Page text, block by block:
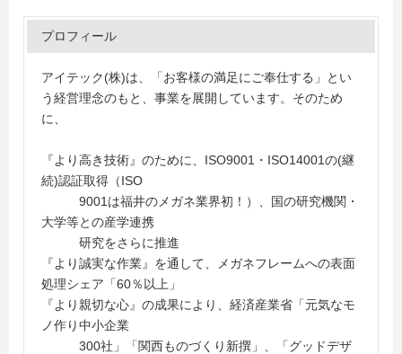
プロフィール
アイテック(株)は、「お客様の満足にご奉仕する」とい
う経営理念のもと、事業を展開しています。そのため
に、
『より高き技術』のために、ISO9001・ISO14001の(継
続)認証取得（ISO
9001は福井のメガネ業界初！）、国の研究機関・
大学等との産学連携
研究をさらに推進
『より誠実な作業』を通して、メガネフレームへの表面
処理シェア「60％以上」
『より親切な心』の成果により、経済産業省「元気なモ
ノ作り中小企業
300社」「関西ものづくり新撰」、「グッドデザ